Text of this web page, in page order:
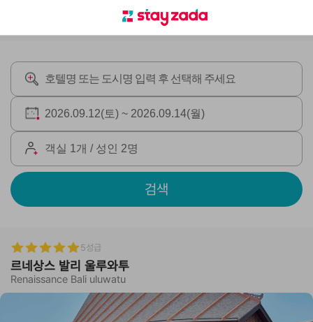
검색
5성급
르네상스 발리 울루와투
Renaissance Bali uluwatu